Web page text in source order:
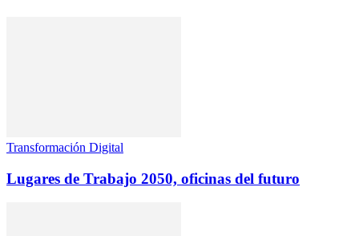
Transformación Digital
Lugares de Trabajo 2050, oficinas del futuro